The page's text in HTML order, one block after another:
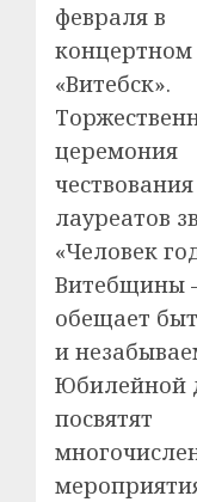
февраля в
концертном
«Витебск».
церемония
чествования
лауреатов
«Человек
Витебщины
обещает
и
Юбилейной
посвятят